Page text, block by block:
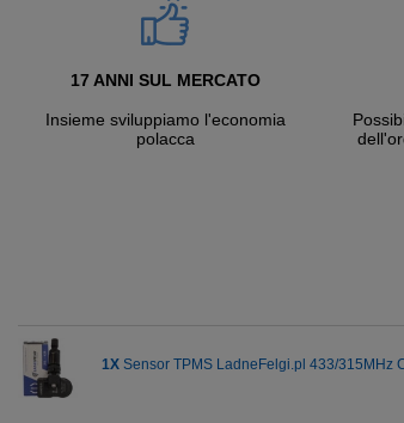
17 ANNI SUL MERCATO
Insieme sviluppiamo l'economia
polacca
1X Sensor TPMS LadneFelgi.pl 433/315MHz